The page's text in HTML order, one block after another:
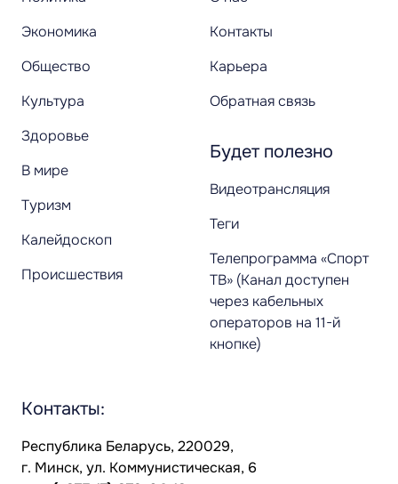
Экономика
Общество
Культура
Здоровье
В мире
Туризм
Калейдоскоп
Происшествия
Контакты
Карьера
Обратная связь
Будет полезно
Видеотрансляция
Теги
Телепрограмма «Спорт
ТВ» (Канал доступен
через кабельных
операторов на 11-й
кнопке)
Контакты:
Республика Беларусь, 220029,
г. Минск, ул. Коммунистическая, 6